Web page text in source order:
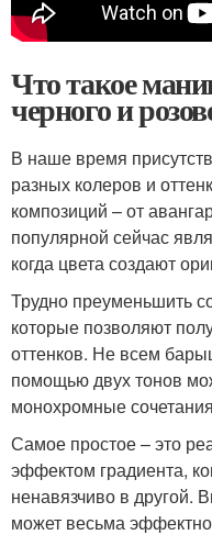
Что такое
черного и
В наше время
разных колеров и
композиций – от
популярной сейчас
когда цвета создают
Трудно преуменьшить
которые позволяют
оттенков. Не всем
помощью двух тонов
монохромные
Самое простое – это
эффектом градиента,
ненавязчиво в другой.
может весьма